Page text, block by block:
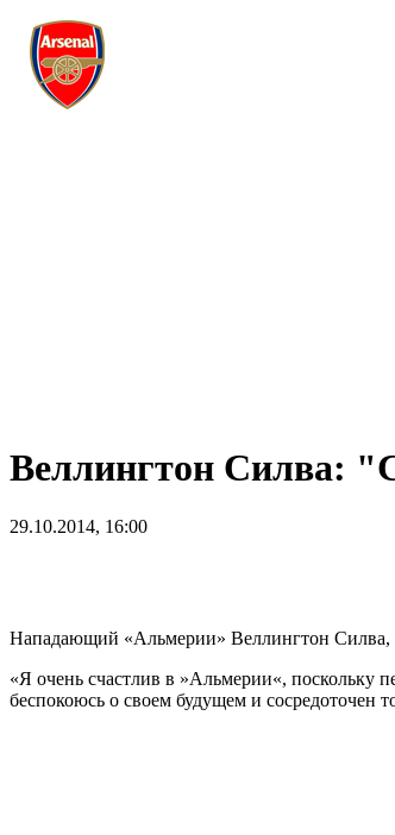
Веллингтон Силва:
29.10.2014, 16:00
Нападающий «Альмерии» Веллингтон Силва,
«Я очень счастлив в »Альмерии«, поскольку
беспокоюсь о своем будущем и сосредоточен